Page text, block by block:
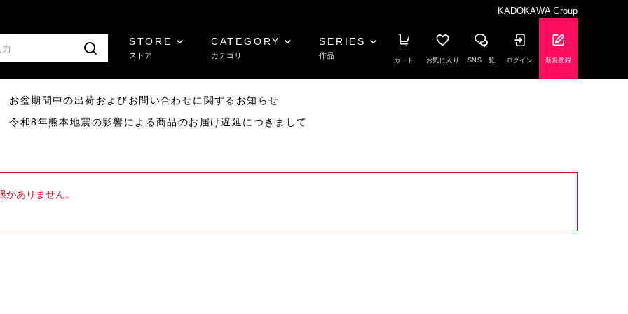
KADOKAWA Group
STORE
ストア
CATEGORY
カテゴリ
SERIES
作品
カート お気に入り SNS一覧 ログイン 新規登録
盆期間中の出荷およびお問い合わせに関するお知らせ
和8年熊本地震の影響による商品のお届け遅延につきまして
ありません。